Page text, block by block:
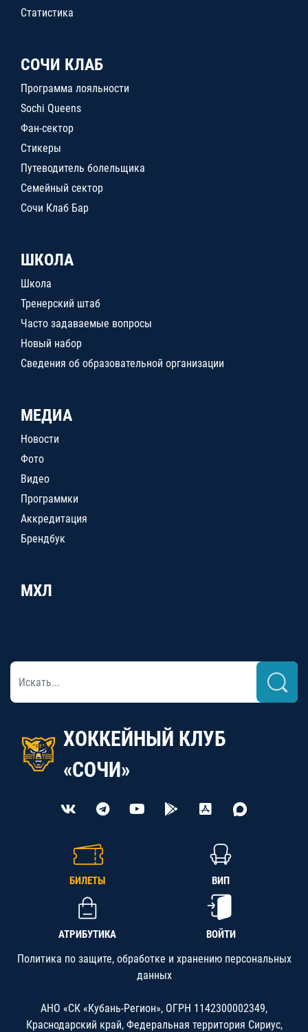
Статистика
СОЧИ КЛАБ
Программа лояльности
Sochi Queens
Фан-сектор
Стикеры
Путеводитель болельщика
Семейный сектор
Сочи Клаб Бар
ШКОЛА
Школа
Тренерский штаб
Часто задаваемые вопросы
Новый набор
Сведения об образовательной организации
МЕДИА
Новости
Фото
Видео
Программки
Аккредитация
Брендбук
МХЛ
ХОККЕЙНЫЙ КЛУБ
«СОЧИ»
БИЛЕТЫ ВИП
АТРИБУТИКА ВОЙТИ
Политика по защите, обработке и хранению персональных
данных
АНО «СК «Кубань-Регион», ОГРН 1142300002349,
Краснодарский край, Федеральная территория Сириус,